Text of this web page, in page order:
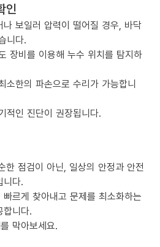
인
보일러 압력이 떨어질 경우, 바닥
니다.
장비를 이용해 누수 위치를 탐지하
소한의 파손으로 수리가 가능합니
적인 진단이 권장됩니다.
한 점검이 아닌, 일상의 안정과 안전
니다.
르게 찾아내고 문제를 최소화하는
합니다.
막아보세요.